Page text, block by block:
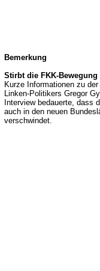
Bemerkung
Stirbt die FKK-Bewegung
Kurze Informationen zu
Linken-Politikers Gregor
Interview bedauerte, dass
auch in den neuen
verschwindet.